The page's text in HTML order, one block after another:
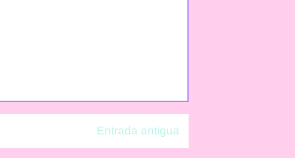
Entrada antigua